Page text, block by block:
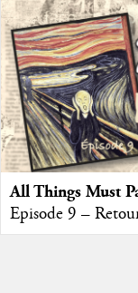
All Things Must
Episode 9 –